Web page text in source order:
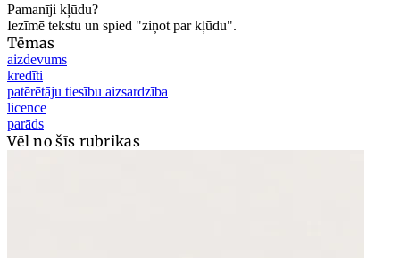
Pamanīji kļūdu?
Iezīmē tekstu un spied "ziņot par kļūdu".
Tēmas
aizdevums
kredīti
patērētāju tiesību aizsardzība
licence
parāds
Vēl no šīs rubrikas